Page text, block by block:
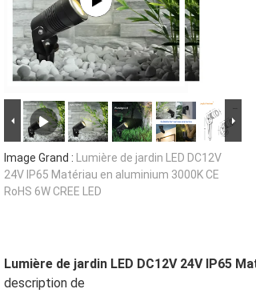
Image Grand : Lumière de jardin LED DC12V
24V IP65 Matériau en aluminium 3000K CE
RoHS 6W CREE LED
Lumière de jardin LED DC12V 24V IP65
description de